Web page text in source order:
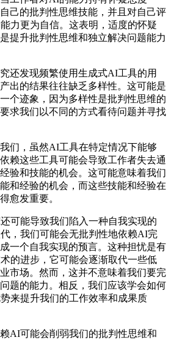
己的批判性思维技能，并且对自己评
力更为自信。这表明，适度的怀疑
提升批判性思维和独立解决问题能力
发现频繁使用生成式AI工具的用
出的结果往往缺乏多样性。这可能是
个迹象，因为多样性是批判性思维的
求我们以不同的方式看待问题并寻找
，虽然AI工具在特定情况下能够
赖这些工具可能会导致工作者失去通
验和技能的机会。这可能意味着我们
和经验的机会，而这些技能和经验在
愈发重要。
能导致我们陷入一种自我实现的
，我们可能会无批判性地依赖AI完
一个自我实现的预言。这种担忧是有
的进步，它可能会逐渐取代一些低
市场。然而，这并不意味着我们要完
题的能力。相反，我们应该学会如何
来提升我们的工作效率和成果质
可能会削弱我们的批判性思维和